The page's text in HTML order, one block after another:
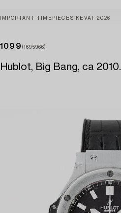
IMPORTANT TIMEPIECES KEVÄT 2026
1099 (1695966)
Hublot, Big Bang, ca 2010.